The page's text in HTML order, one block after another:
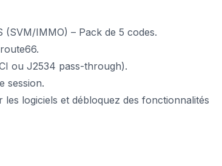
IMMO) – Pack de 5 codes.
ou J2534 pass-through).
session.
les logiciels et débloquez des fonctionnalités